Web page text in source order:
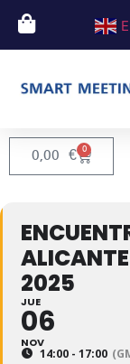
0,00 € 0
2025
JUE
06
NOV
14:00 - 17:00